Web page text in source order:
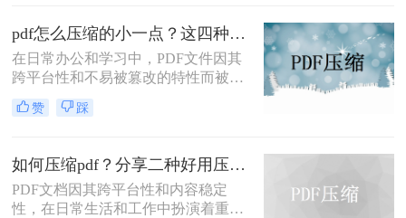
上传、发送或存储。那么pdf怎么压缩
到500k以下呢？本文将介绍两种将
PDF文件压缩到500K以下的方法。
pdf怎么压缩的小一点？这四种压缩方法了解一下
在日常办公和学习中，PDF文件因其
跨平台性和不易被篡改的特性而被广
泛使用。然而，有时PDF文件过大，
会给传输和存储带来不便。那么pdf怎
将PDF压缩得更小的方法。
赞 踩
如何压缩pdf？分享二种好用压缩方法！
PDF文档因其跨平台性和内容稳定
性，在日常生活和工作中扮演着重要